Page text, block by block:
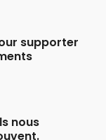
supporter
nous